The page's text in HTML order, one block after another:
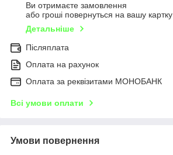
Ви отримаєте замовлення
або гроші повернуться на вашу картку
Детальніше
Післяплата
Оплата на рахунок
Оплата за реквізитами МОНОБАНК
Всі умови оплати
Умови повернення